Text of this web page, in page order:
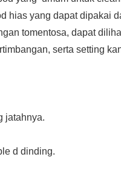
hias yang dapat dipakai
tomentosa, dapat
serta setting
jatahnya.
d dinding.